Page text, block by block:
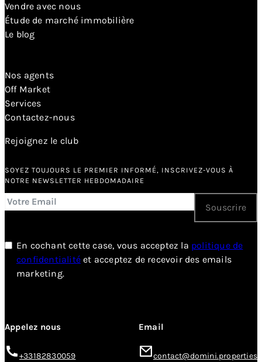
Vendre avec nous
Étude de marché immobilière
Le blog
Nos agents
Off Market
Services
Contactez-nous
Rejoignez le club
SOYEZ TOUJOURS LE PREMIER INFORMÉ, INSCRIVEZ-VOUS À
NOTRE NEWSLETTER HEBDOMADAIRE
Souscrire
En cochant cette case, vous acceptez la politique de
confidentialité et acceptez de recevoir des emails
marketing.
Appelez nous
+33182830059
Email
contact@domini.properties